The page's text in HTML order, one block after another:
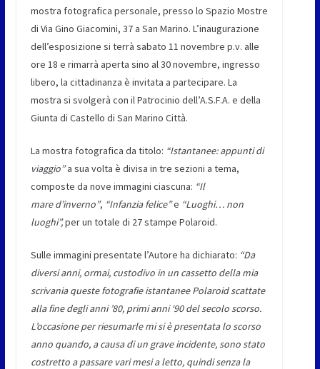
mostra fotografica personale, presso lo Spazio Mostre
di Via Gino Giacomini, 37 a San Marino. L’inaugurazione
dell’esposizione si terrà sabato 11 novembre p.v. alle
ore 18 e rimarrà aperta sino al 30 novembre, ingresso
libero, la cittadinanza è invitata a partecipare. La
mostra si svolgerà con il Patrocinio dell’A.S.F.A. e della
Giunta di Castello di San Marino Città.
La mostra fotografica da titolo: “Istantanee: appunti di
viaggio”a sua volta è divisa in tre sezioni a tema,
composte da nove immagini ciascuna: “Il
mare d’inverno”, “Infanzia felice”e “Luoghi… non
luoghi”,per un totale di 27 stampe Polaroid.
Sulle immagini presentate l’Autore ha dichiarato: “Da
diversi anni, ormai, custodivo in un cassetto della mia
scrivania queste fotografie istantanee Polaroid scattate
alla fine degli anni ’80, primi anni ‘90 del secolo scorso.
L’occasione per riesumarle mi si è presentata lo scorso
anno quando, a causa di un grave incidente, sono stato
costretto a passare vari mesi a letto, quindi senza la